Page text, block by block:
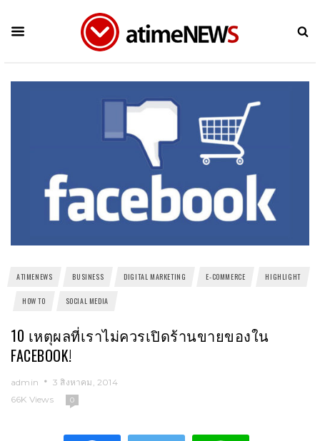
ATIMENEWS BUSINESS DIGITAL MARKETING E-COMMERCE HIGHLIGHT
HOW TO SOCIAL MEDIA
10 เหตุผลที่เราไม่ควรเปิดร้านขายของใน
FACEBOOK!
admin
3 สิงหาคม, 2014
66K Views
0